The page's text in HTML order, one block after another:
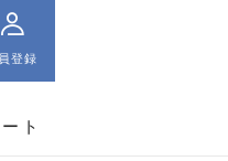
登録
ト